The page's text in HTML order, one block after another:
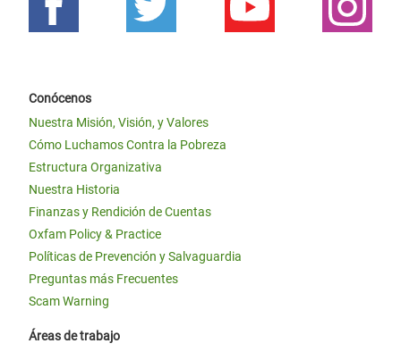
Conócenos
Nuestra Misión, Visión, y Valores
Cómo Luchamos Contra la Pobreza
Estructura Organizativa
Nuestra Historia
Finanzas y Rendición de Cuentas
Oxfam Policy & Practice
Políticas de Prevención y Salvaguardia
Preguntas más Frecuentes
Scam Warning
Áreas de trabajo